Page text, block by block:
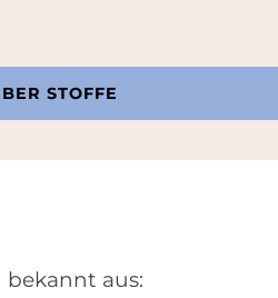
STOFFE
bekannt aus: